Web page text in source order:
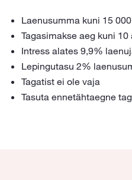
Laenusumma kuni 15
Tagasimakse aeg kuni 10
Intress alates 9,9%
Lepingutasu 2%
Tagatist ei ole vaja
Tasuta ennetähtaegne